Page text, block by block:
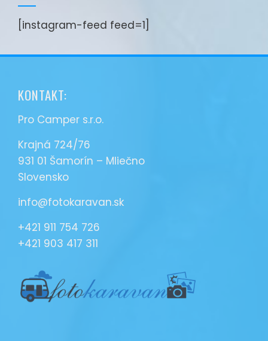
[instagram-feed feed=1]
KONTAKT:
Pro Camper s.r.o.
Krajná 724/76
931 01 Šamorín – Mliečno
Slovensko
info@fotokaravan.sk
+421 911 754 726
+421 903 417 311